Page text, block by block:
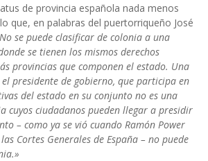
de provincia española nada menos
que, en palabras del puertorriqueño José
se puede clasificar de colonia a una
se tienen los mismos derechos
provincias que componen el estado. Una
presidente de gobierno, que participa en
del estado en su conjunto no es una
cuyos ciudadanos pueden llegar a presidir
– como ya se vió cuando Ramón Power
Cortes Generales de España – no puede